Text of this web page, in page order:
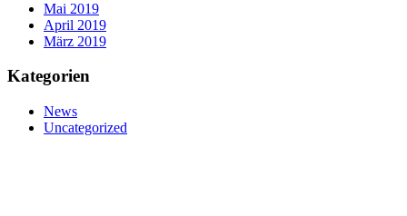
Mai 2019
April 2019
März 2019
Kategorien
News
Uncategorized